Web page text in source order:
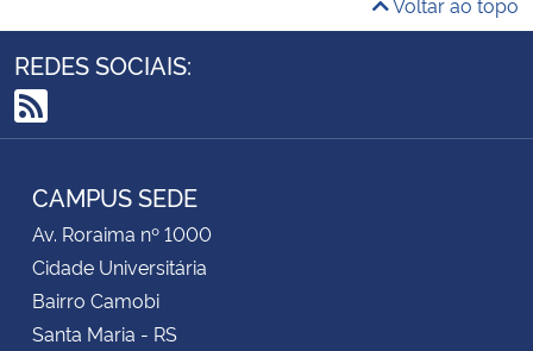
REDES SOCIAIS:
RSS
CAMPUS SEDE
Av. Roraima nº 1000
Cidade Universitária
Bairro Camobi
Santa Maria - RS